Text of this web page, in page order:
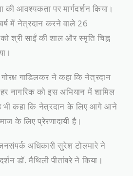
आवश्यकता पर मार्गदर्शन किया।
में नेत्रदान करने वाले 26
श्री साईं की शाल और स्मृति चिह्न
गाडिलकर ने कहा कि नेत्रदान
नागरिक को इस अभियान में शामिल
भी कहा कि नेत्रदान के लिए आगे आने
के लिए प्रेरणादायी है।
अधिकारी सुरेश टोलमारे ने
डॉ. मैथिली पीतांबरे ने किया।